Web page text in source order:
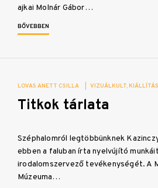
ajkai Molnár Gábor…
BŐVEBBEN
LOVAS ANETT CSILLA VIZUÁLKULT KIÁLLÍTÁS
Titkok tárlata
Széphalomról legtöbbünknek
ebben a faluban írta nyelvújító
irodalomszervező tevékenységét. A
Múzeuma…